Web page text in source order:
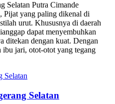
Selatan Putra Cimande
Pijat yang paling dikenal di
urut. Khususnya di daerah
dapat menyembuhkan
ditekan dengan kuat. Dengan
ibu jari, otot-otot yang tegang
Selatan